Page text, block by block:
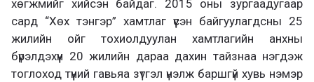
хөгжмийг хийсэн байдаг. 2015 оны зургаадугаар
сард “Хөх тэнгэр” хамтлаг үүсэн байгуулагдсны 25
жилийн ойг тохиолдуулан хамтлагийн анхны
бүрэлдэхүүн 20 жилийн дараа дахин тайзнаа нэгдэж
тоглоход түүний гавьяа зүтгэл үнэлж баршгүй хувь нэмэр